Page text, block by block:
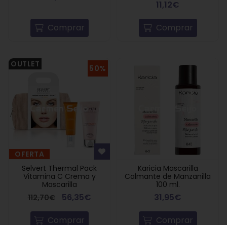
Comprar
11,12€
Comprar
50%
OFERTA
OUTLET
Selvert Thermal Pack
Vitamina C Crema y
Mascarilla
112,70€
56,35€
Comprar
Karicia Mascarilla
Calmante de Manzanilla
100 ml.
31,95€
Comprar